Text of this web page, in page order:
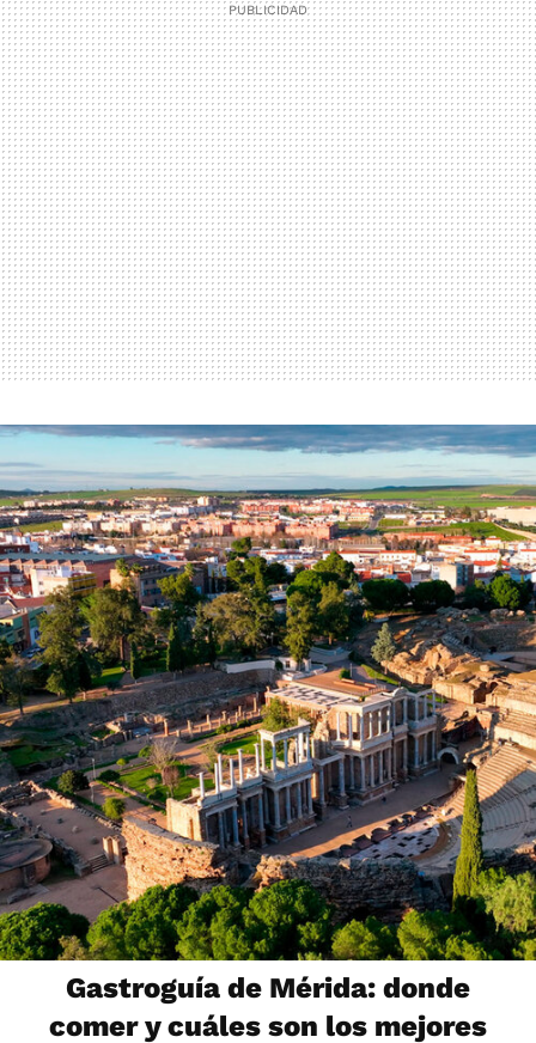
Gastroguía de Mérida: donde
comer y cuáles son los mejores